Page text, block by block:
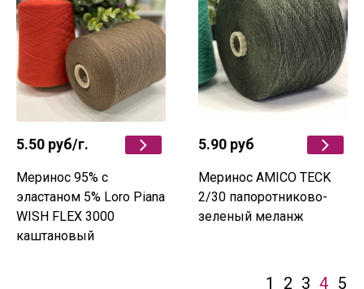
5.50 руб/г.
Меринос 95% c
эластаном 5% Loro Piana
WISH FLEX 3000
каштановый
5.90 руб
Меринос AMICO TECK
2/30 папоротниково-
зеленый меланж
1 2 3 4 5